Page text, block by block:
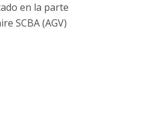
en la parte
SCBA (AGV)